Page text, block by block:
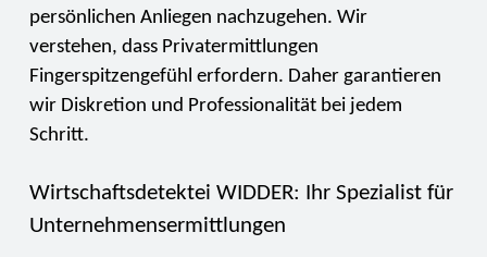
persönlichen Anliegen nachzugehen. Wir
verstehen, dass Privatermittlungen
Fingerspitzengefühl erfordern. Daher garantieren
wir Diskretion und Professionalität bei jedem
Schritt.
Wirtschaftsdetektei WIDDER: Ihr Spezialist für
Unternehmensermittlungen